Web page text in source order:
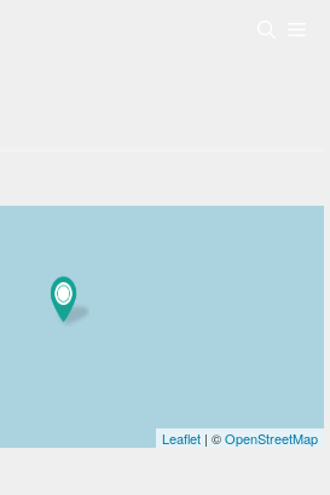
Leaflet | ©OpenStreetMap